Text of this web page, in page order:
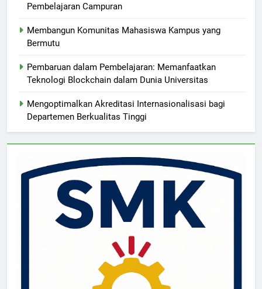
Pembelajaran Campuran
Membangun Komunitas Mahasiswa Kampus yang
Bermutu
Pembaruan dalam Pembelajaran: Memanfaatkan
Teknologi Blockchain dalam Dunia Universitas
Mengoptimalkan Akreditasi Internasionalisasi bagi
Departemen Berkualitas Tinggi